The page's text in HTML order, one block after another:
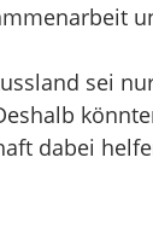
sei
dabei